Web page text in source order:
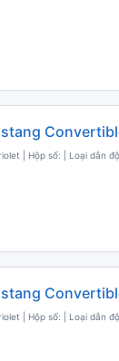
| Hộp số: | Loại dẫn
| Hộp số: | Loại dẫn